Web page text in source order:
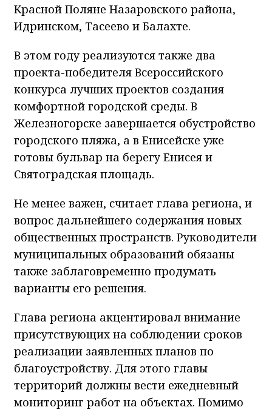
Красной Поляне Назаровского района,
Идринском, Тасеево и Балахте.
В этом году реализуются также два
проекта-победителя Всероссийского
конкурса лучших проектов создания
комфортной городской среды. В
Железногорске завершается обустройство
городского пляжа, а в Енисейске уже
готовы бульвар на берегу Енисея и
Святоградская площадь.
Не менее важен, считает глава региона, и
вопрос дальнейшего содержания новых
общественных пространств. Руководители
муниципальных образований обязаны
также заблаговременно продумать
варианты его решения.
Глава региона акцентировал внимание
присутствующих на соблюдении сроков
реализации заявленных планов по
благоустройству. Для этого главы
территорий должны вести ежедневный
мониторинг работ на объектах. Помимо